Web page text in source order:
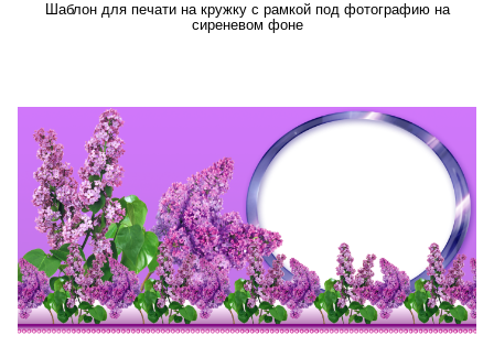
Шаблон для печати на кружку с рамкой под фотографию на
сиреневом фоне